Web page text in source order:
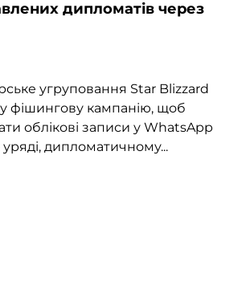
дипломатів через
угруповання Star Blizzard
фішингову кампанію, щоб
облікові записи у WhatsApp
дипломатичному...